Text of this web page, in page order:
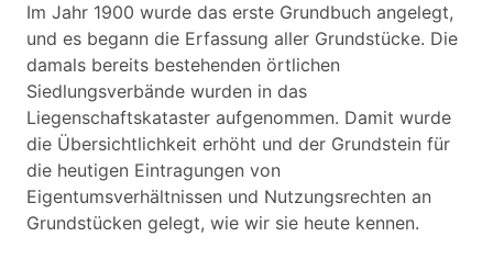
Im Jahr 1900 wurde das erste Grundbuch angelegt,
und es begann die Erfassung aller Grundstücke. Die
damals bereits bestehenden örtlichen
Siedlungsverbände wurden in das
Liegenschaftskataster aufgenommen. Damit wurde
die Übersichtlichkeit erhöht und der Grundstein für
die heutigen Eintragungen von
Eigentumsverhältnissen und Nutzungsrechten an
Grundstücken gelegt, wie wir sie heute kennen.